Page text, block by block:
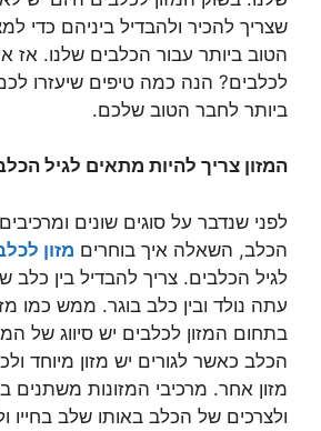
שצריך להכיר ולהבדיל ביניהם כדי
הטוב ביותר עבור הכלבים שלנו. אז
לכלבים? הנה כמה טיפים שיעזרו
ביותר לחבר הטוב שלכם.
המזון צריך להיות מתאים לגיל
לפני שנדבר על סוגים שונים
הכלב, השאלה איך בוחרים מזון
לגיל הכלבים. צריך להבדיל בין כלב
עתה נולד ובין כלב בוגר. ממש כמו
בתחום המזון לכלבים יש סיווג של
הכלב כאשר לגורים יש מזון מיוחד
מזון אחר. מרכיבי המזונות משתנים
ולצרכים של הכלב באותו שלב בחייו